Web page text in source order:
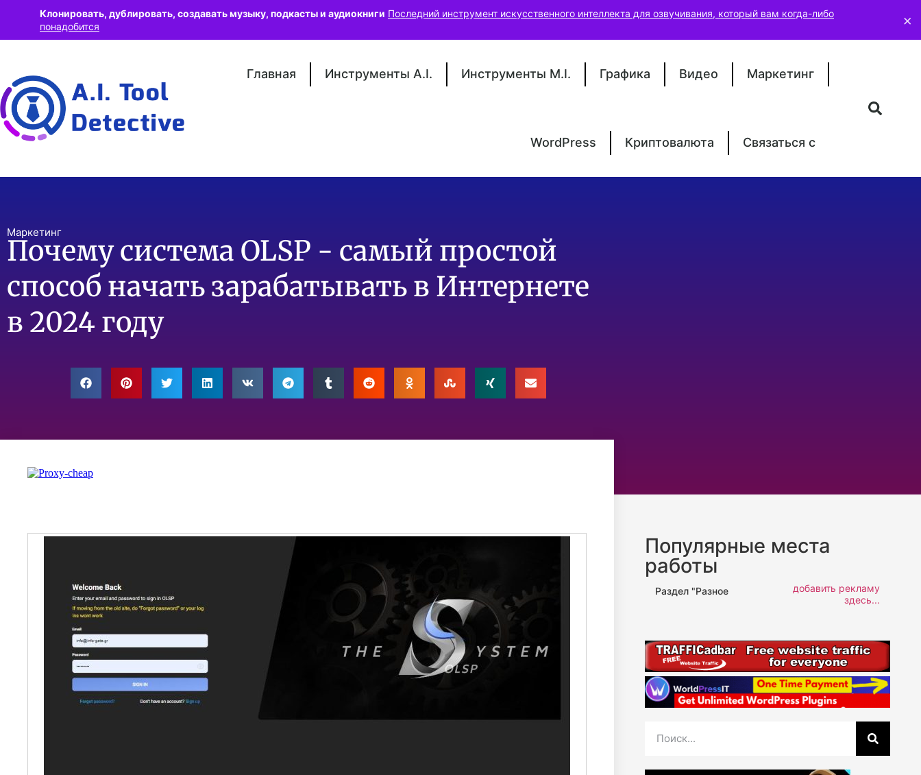
Главная Инструменты A.I. Инструменты M.I. Графика Видео Маркетинг
WordPress Криптовалюта Связаться с
Маркетинг
Почему система OLSP - самый простой
способ начать зарабатывать в Интернете
в 2024 году
Популярные места
работы
Раздел "Разное
добавить рекламу
здесь...
Клонировать, дублировать, создавать музыку, подкасты и аудиокниги Последний инструмент искусственного интеллекта для озвучивания, который вам когда-либо
понадобится
×